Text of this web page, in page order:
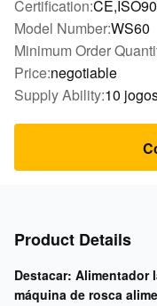
Certification:
Model Number:WS60
Minimum Order
Price:negotiable
Supply Ability:10
Product Details
Destacar: Alimentador
máquina de rosca